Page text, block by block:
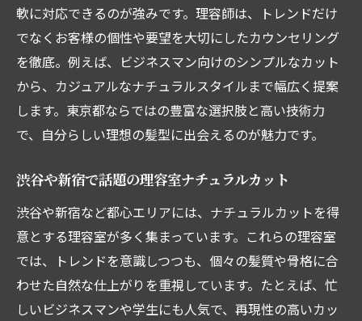
ナチュラルカットと理容室の料金比較ポイ
ント
高級理容室とリーズナブル店の違いを知る
理容室の満足度は料金だけで決まらない理
由
理容室選びで重視したい料金と品質のバラ
ンス
理容室選びで自分に合うポイントをチェッ
ク
東京都で理想の理容室を見つけるコツ
口コミやランキングで理容室を比較しよう
軟に対応できるのが強みです。理容師は、トレンドだけ
でなくお客様の個性や要望を大切にしたカウンセリング
を徹底。例えば、ビジネスマン向けのシンプルなカット
から、カジュアルなナチュラルスタイルまで幅広く提案
します。東京都ならではの豊富な選択肢と高い技術力
で、自分らしい理想の髪型に出会えるのが魅力です。
渋谷や新宿で話題の理容室ナチュラルカット
渋谷や新宿など都心エリアには、ナチュラルカットを得
意とする理容室が多く集まっています。これらの理容室
では、トレンドを意識しつつも、個々の髪質や骨格に合
わせた自然な仕上がりを重視しています。たとえば、忙
しいビジネスマンや学生にも人気で、再現性の高いカッ